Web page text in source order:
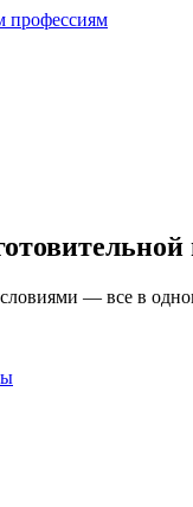
профессиям
— все в